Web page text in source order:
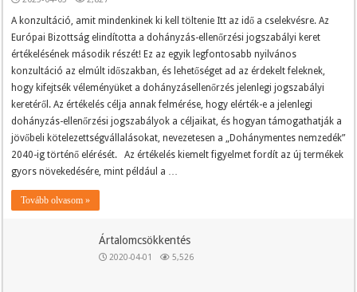
A konzultáció, amit mindenkinek ki kell töltenie Itt az idő a cselekvésre. Az
Európai Bizottság elindította a dohányzás-ellenőrzési jogszabályi keret
értékelésének második részét! Ez az egyik legfontosabb nyilvános
konzultáció az elmúlt időszakban, és lehetőséget ad az érdekelt feleknek,
hogy kifejtsék véleményüket a dohányzásellenőrzés jelenlegi jogszabályi
keretéről. Az értékelés célja annak felmérése, hogy elérték-e a jelenlegi
dohányzás-ellenőrzési jogszabályok a céljaikat, és hogyan támogathatják a
jövőbeli kötelezettségvállalásokat, nevezetesen a „Dohánymentes nemzedék”
2040-ig történő elérését. Az értékelés kiemelt figyelmet fordít az új termékek
gyors növekedésére, mint például a …
Tovább olvasom »
Ártalomcsökkentés
2020-04-01 5,526